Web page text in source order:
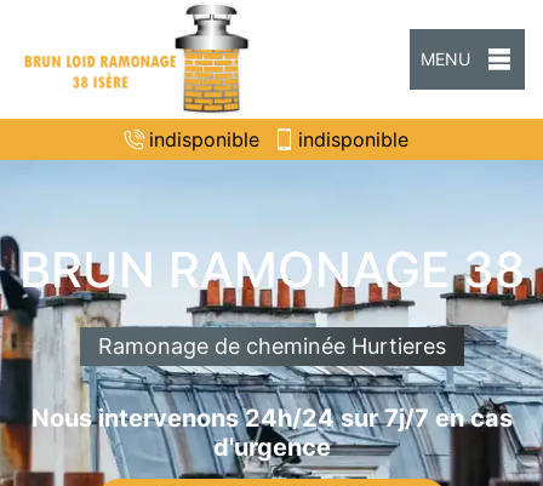
MENU
indisponible indisponible
BRUN RAMONAGE 38
Ramonage de cheminée Hurtieres
Nous intervenons 24h/24 sur 7j/7 en cas
d'urgence